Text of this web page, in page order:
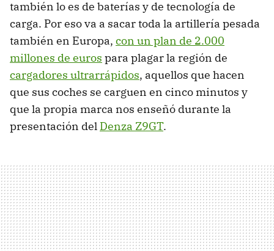
también lo es de baterías y de tecnología de
carga. Por eso va a sacar toda la artillería pesada
también en Europa, con un plan de 2.000
millones de euros para plagar la región de
cargadores ultrarrápidos, aquellos que hacen
que sus coches se carguen en cinco minutos y
que la propia marca nos enseñó durante la
presentación del Denza Z9GT.